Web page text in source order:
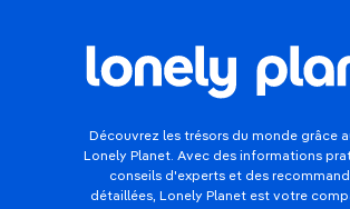
Découvrez les trésors du monde grâce
Lonely Planet. Avec des informations
conseils d'experts et des
détaillées, Lonely Planet est votre